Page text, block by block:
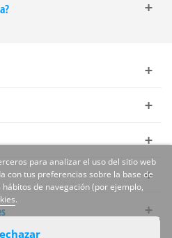
para analizar el uso del sitio web
con tus preferencias sobre la base de
de navegación (por ejemplo,
.